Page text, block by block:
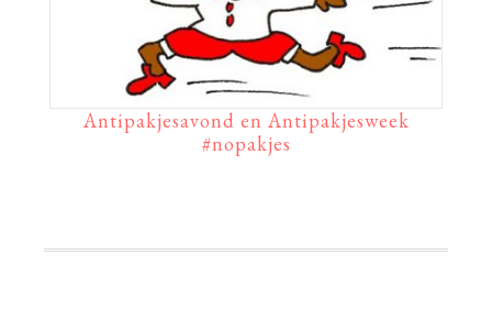
Antipakjesavond en Antipakjesweek
#nopakjes